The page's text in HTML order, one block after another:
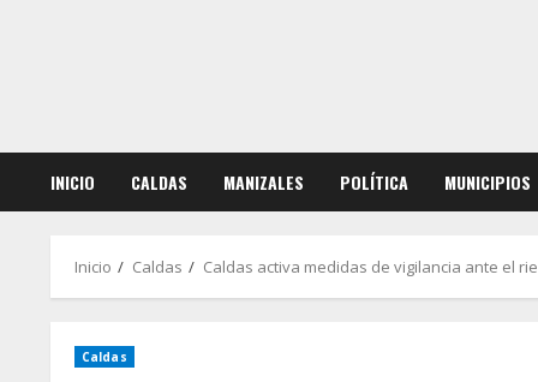
INICIO CALDAS MANIZALES POLÍTICA MUNICIPIOS
Inicio Caldas Caldas activa medidas de vigilancia ante el
Caldas